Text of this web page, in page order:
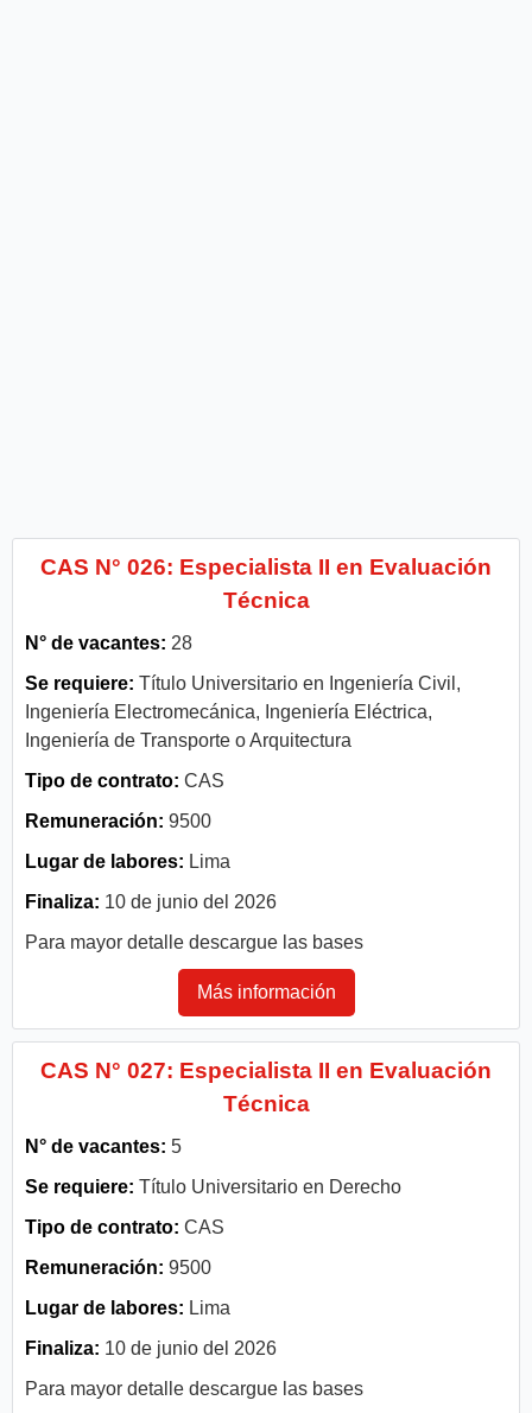
CAS N° 026: Especialista II en Evaluación
Técnica
N° de vacantes: 28
Se requiere: Título Universitario en Ingeniería Civil,
Ingeniería Electromecánica, Ingeniería Eléctrica,
Ingeniería de Transporte o Arquitectura
Tipo de contrato: CAS
Remuneración: 9500
Lugar de labores: Lima
Finaliza: 10 de junio del 2026
Para mayor detalle descargue las bases
Más información
CAS N° 027: Especialista II en Evaluación
Técnica
N° de vacantes: 5
Se requiere: Título Universitario en Derecho
Tipo de contrato: CAS
Remuneración: 9500
Lugar de labores: Lima
Finaliza: 10 de junio del 2026
Para mayor detalle descargue las bases